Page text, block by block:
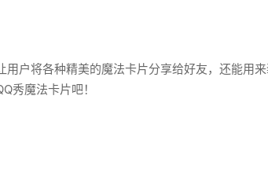
户将各种精美的魔法卡片分享给好友，还能用
秀魔法卡片吧！